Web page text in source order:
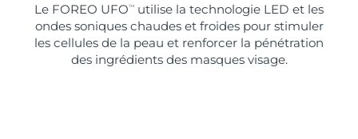
Le FOREO UFO TM
utilise la technologie LED et les
ondes soniques chaudes et froides pour stimuler
les cellules de la peau et renforcer la pénétration
des ingrédients des masques visage.